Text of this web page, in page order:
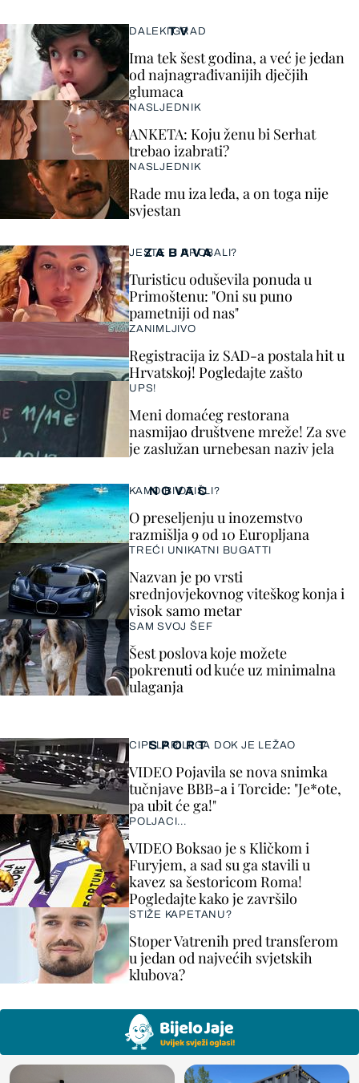
ZABAVA
JESTE LI PROBALI?
Turisticu oduševila ponuda u
Primoštenu: "Oni su puno
pametniji od nas"
ZANIMLJIVO
Registracija iz SAD-a postala hit u
Hrvatskoj! Pogledajte zašto
UPS!
Meni domaćeg restorana
nasmijao društvene mreže! Za sve
je zaslužan urnebesan naziv jela
SPORT
CIPELARILI GA DOK JE LEŽAO
VIDEO Pojavila se nova snimka
tučnjave BBB-a i Torcide: "Je*ote,
pa ubit će ga!"
POLJACI...
VIDEO Boksao je s Kličkom i
Furyjem, a sad su ga stavili u
kavez sa šestoricom Roma!
Pogledajte kako je završilo
STIŽE KAPETANU?
Stoper Vatrenih pred transferom
u jedan od najvećih svjetskih
klubova?
TV
DALEKI GRAD
Ima tek šest godina, a već je jedan
od najnagrađivanijih dječjih
glumaca
NASLJEDNIK
ANKETA: Koju ženu bi Serhat
trebao izabrati?
NASLJEDNIK
Rade mu iza leđa, a on toga nije
svjestan
NOVAC
KAMO BI OTIŠLI?
O preseljenju u inozemstvo
razmišlja 9 od 10 Europljana
TREĆI UNIKATNI BUGATTI
Nazvan je po vrsti
srednjovjekovnog viteškog konja i
visok samo metar
SAM SVOJ ŠEF
Šest poslova koje možete
pokrenuti od kuće uz minimalna
ulaganja